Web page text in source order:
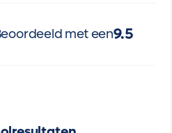
met een9.5